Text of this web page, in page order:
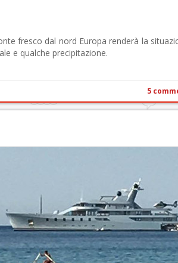
fresco dal nord Europa renderà la
e qualche precipitazione.
5